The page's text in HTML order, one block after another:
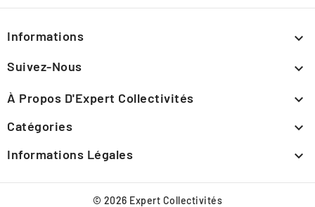
Informations 
Suivez-Nous 
À Propos D'Expert Collectivités 
Catégories 
Informations Légales 
© 2026 Expert Collectivités